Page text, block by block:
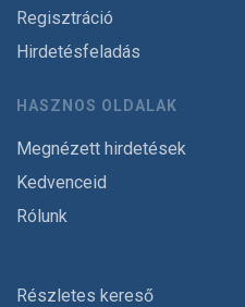
Regisztráció
Hirdetésfeladás
HASZNOS OLDALAK
Megnézett hirdetések
Kedvenceid
Rólunk
Részletes kereső